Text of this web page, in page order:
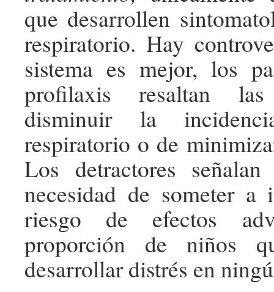
que desarrollen
respiratorio. Hay
sistema es mejor, los
profilaxis resaltan
disminuir la
respiratorio o de
Los detractores
necesidad de someter
riesgo de efectos
proporción de niños
desarrollar distrés en